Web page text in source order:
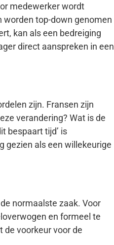
medewerker wordt
worden top-down genomen
kan als een bedreiging
direct aanspreken in een
zijn. Fransen zijn
verandering? Wat is de
bespaart tijd’ is
gezien als een willekeurige
normaalste zaak. Voor
en formeel te
de voorkeur voor de